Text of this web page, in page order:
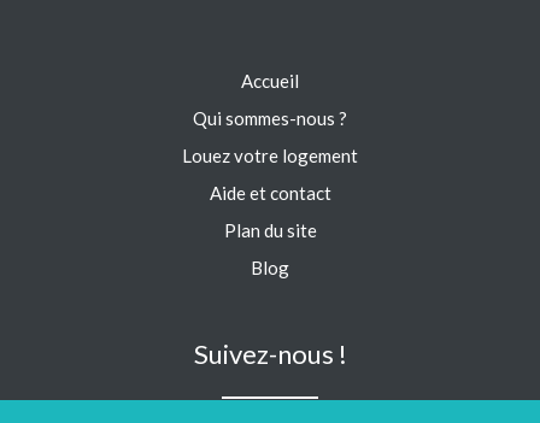
Accueil
Qui sommes-nous ?
Louez votre logement
Aide et contact
Plan du site
Blog
Suivez-nous !